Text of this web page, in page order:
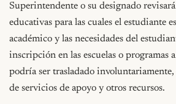
Superintendente o su designado
educativas para las cuales el estudiante
académico y las necesidades del
inscripción en las escuelas o programas
podría ser trasladado
de servicios de apoyo y otros recursos.